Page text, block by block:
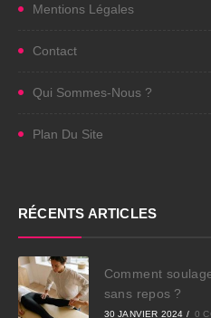
Mentions Légales
Contact
Qui Sommes-Nous ?
Plan Du Site
RÉCENTS ARTICLES
Comment
sans repos ?
30 JANVIER 2024 / 0